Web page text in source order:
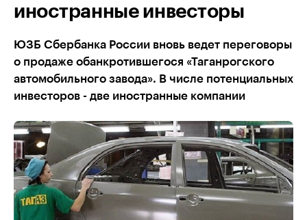
иностранные инвесторы
ЮЗБ Сбербанка России вновь ведет переговоры
о продаже обанкротившегося «Таганрогского
автомобильного завода». В числе потенциальных
инвесторов - две иностранные компании